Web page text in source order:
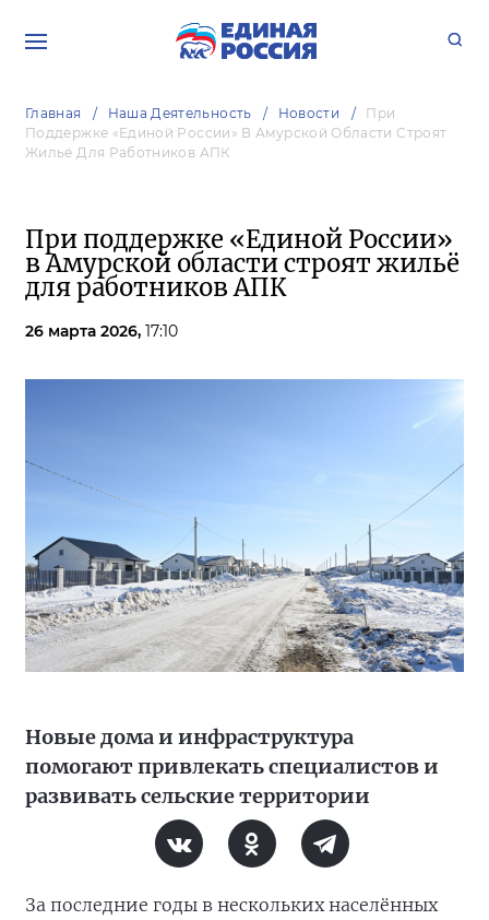
Главная Наша Деятельность Новости
При
Поддержке «Единой России» В Амурской Области Строят
Жильё Для Работников АПК
При поддержке «Единой России»
в Амурской области строят жильё
для работников АПК
26 марта 2026, 17:10
Новые дома и инфраструктура
помогают привлекать специалистов и
развивать сельские территории
За последние годы в нескольких населённых